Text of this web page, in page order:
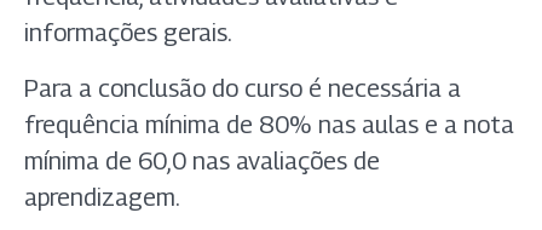
informações gerais.
Para a conclusão do curso é necessária a
frequência mínima de 80% nas aulas e a nota
mínima de 60,0 nas avaliações de
aprendizagem.